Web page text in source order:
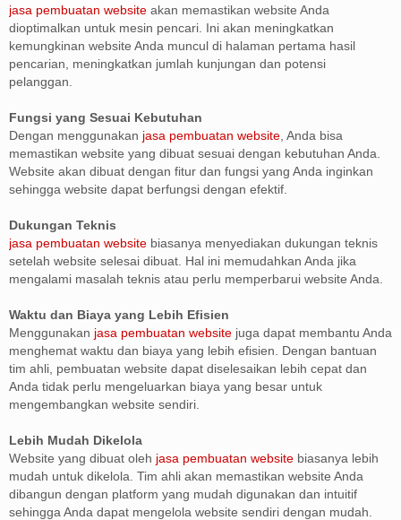
jasa pembuatan website akan memastikan website Anda
dioptimalkan untuk mesin pencari. Ini akan meningkatkan
kemungkinan website Anda muncul di halaman pertama hasil
pencarian, meningkatkan jumlah kunjungan dan potensi
pelanggan.
Fungsi yang Sesuai Kebutuhan
Dengan menggunakan jasa pembuatan website , Anda bisa
memastikan website yang dibuat sesuai dengan kebutuhan Anda.
Website akan dibuat dengan fitur dan fungsi yang Anda inginkan
sehingga website dapat berfungsi dengan efektif.
Dukungan Teknis
jasa pembuatan website biasanya menyediakan dukungan teknis
setelah website selesai dibuat. Hal ini memudahkan Anda jika
mengalami masalah teknis atau perlu memperbarui website Anda.
Waktu dan Biaya yang Lebih Efisien
Menggunakan jasa pembuatan website juga dapat membantu Anda
menghemat waktu dan biaya yang lebih efisien. Dengan bantuan
tim ahli, pembuatan website dapat diselesaikan lebih cepat dan
Anda tidak perlu mengeluarkan biaya yang besar untuk
mengembangkan website sendiri.
Lebih Mudah Dikelola
Website yang dibuat oleh jasa pembuatan website biasanya lebih
mudah untuk dikelola. Tim ahli akan memastikan website Anda
dibangun dengan platform yang mudah digunakan dan intuitif
sehingga Anda dapat mengelola website sendiri dengan mudah.